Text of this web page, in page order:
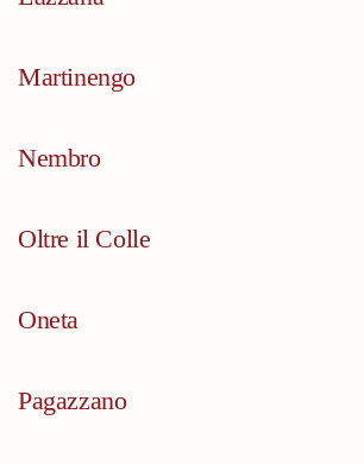
Martinengo
Nembro
Oltre il Colle
Oneta
Pagazzano